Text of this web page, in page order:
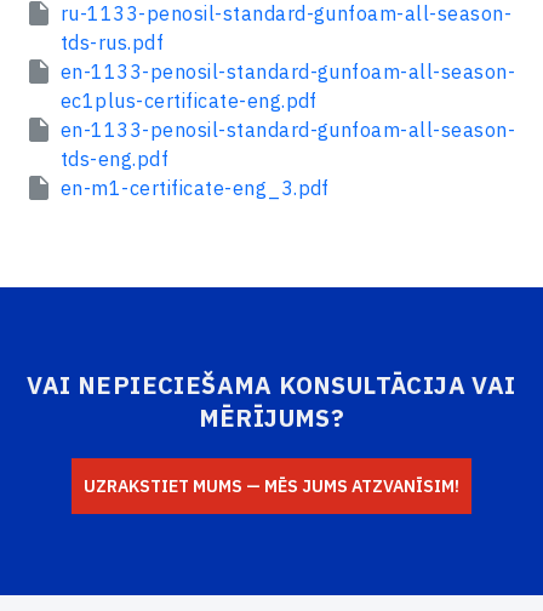
ru-1133-penosil-standard-gunfoam-all-season-
tds-rus.pdf
en-1133-penosil-standard-gunfoam-all-season-
ec1plus-certificate-eng.pdf
en-1133-penosil-standard-gunfoam-all-season-
tds-eng.pdf
en-m1-certificate-eng_3.pdf
VAI NEPIECIEŠAMA KONSULTĀCIJA VAI
MĒRĪJUMS?
UZRAKSTIET MUMS — MĒS JUMS ATZVANĪSIM!